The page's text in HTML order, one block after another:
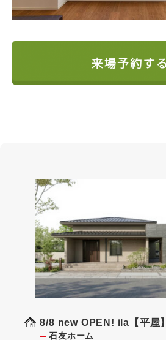
8/8 new OPEN! ila【平屋】
石友ホーム